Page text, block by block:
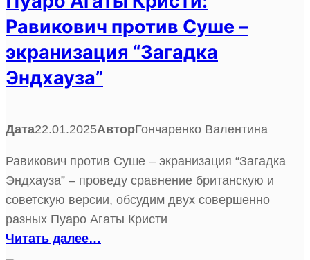
Равикович против Суше –
экранизация “Загадка
Эндхауза”
Дата22.01.2025АвторГончаренко Валентина
Равикович против Суше – экранизация “Загадка
Эндхауза” – проведу сравнение британскую и
советскую версии, обсудим двух совершенно
разных Пуаро Агаты Кристи
Читать далее…